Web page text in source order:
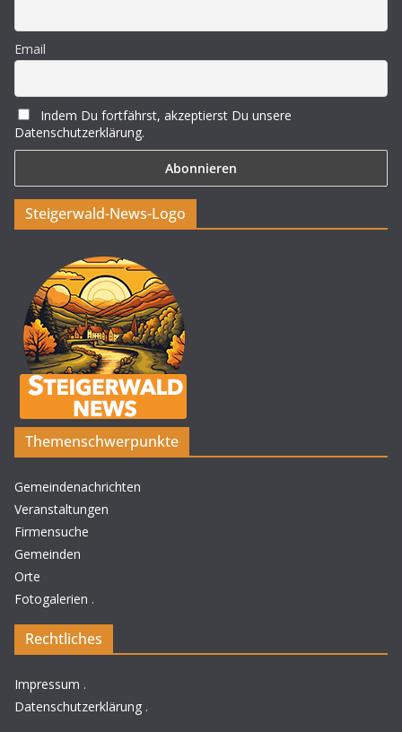
Email
Indem Du fortfährst, akzeptierst Du unsere
Datenschutzerklärung.
Steigerwald-News-Logo
Themenschwerpunkte
Gemeindenachrichten
Veranstaltungen
Firmensuche
Gemeinden
Orte
Fotogalerien .
Rechtliches
Impressum .
Datenschutzerklärung .